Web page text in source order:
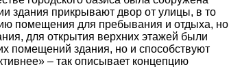
здания прикрывают двор от улицы, в то
помещения для пребывания и отдыха, но
для открытия верхних этажей были
помещений здания, но и способствуют
– так описывает концепцию